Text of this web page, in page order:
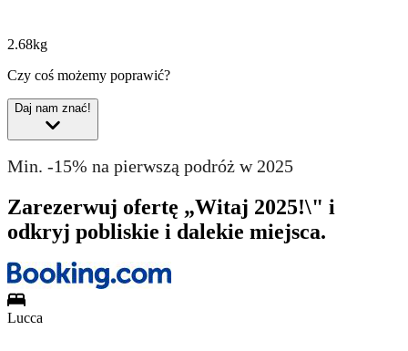
2.68kg
Czy coś możemy poprawić?
Daj nam znać!
Min. -15% na pierwszą podróż w 2025
Zarezerwuj ofertę „Witaj 2025!\" i
odkryj pobliskie i dalekie miejsca.
Lucca